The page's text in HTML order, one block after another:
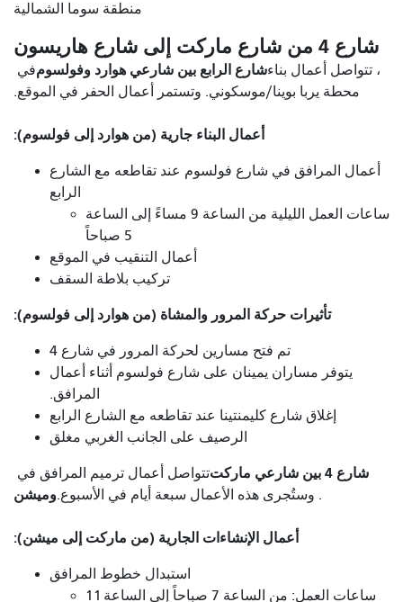
منطقة سوما الشمالية
شارع 4 من شارع ماركت إلى شارع هاريسون
فيشارع الرابع بين شارعي هوارد وفولسوم، تتواصل أعمال بناء
محطة يربا بوينا/موسكوني. وتستمر أعمال الحفر في الموقع.
أعمال البناء جارية (من هوارد إلى فولسوم):
أعمال المرافق في شارع فولسوم عند تقاطعه مع الشارع
الرابع
ساعات العمل الليلية من الساعة 9 مساءً إلى الساعة
5 صباحاً
أعمال التنقيب في الموقع
تركيب بلاطة السقف
تأثيرات حركة المرور والمشاة (من هوارد إلى فولسوم):
تم فتح مسارين لحركة المرور في شارع 4
يتوفر مساران يمينان على شارع فولسوم أثناء أعمال
المرافق.
إغلاق شارع كليمنتينا عند تقاطعه مع الشارع الرابع
الرصيف على الجانب الغربي مغلق
تتواصل أعمال ترميم المرافق فيشارع 4 بين شارعي ماركت
وميشن. وستُجرى هذه الأعمال سبعة أيام في الأسبوع.
أعمال الإنشاءات الجارية (من ماركت إلى ميشن):
استبدال خطوط المرافق
ساعات العمل: من الساعة 7 صباحاً إلى الساعة 11